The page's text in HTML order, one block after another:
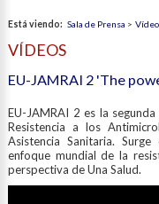
Está viendo: Sala de Prensa >
VÍDEOS
EU-JAMRAI 2 'The
EU-JAMRAI 2 es la
Resistencia a los
Asistencia Sanitaria.
enfoque mundial de la
perspectiva de Una Salud.